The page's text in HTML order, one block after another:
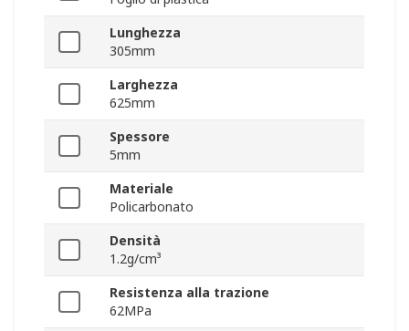
Lunghezza
305mm
Larghezza
625mm
Spessore
5mm
Materiale
Policarbonato
Densità
1.2g/cm³
Resistenza alla trazione
62MPa